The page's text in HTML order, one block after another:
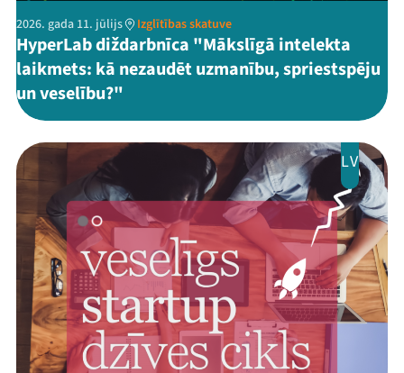
2026. gada 11. jūlijs Izglītības skatuve
HyperLab diždarbnīca "Mākslīgā intelekta
laikmets: kā nezaudēt uzmanību, spriestspēju
un veselību?"
LV